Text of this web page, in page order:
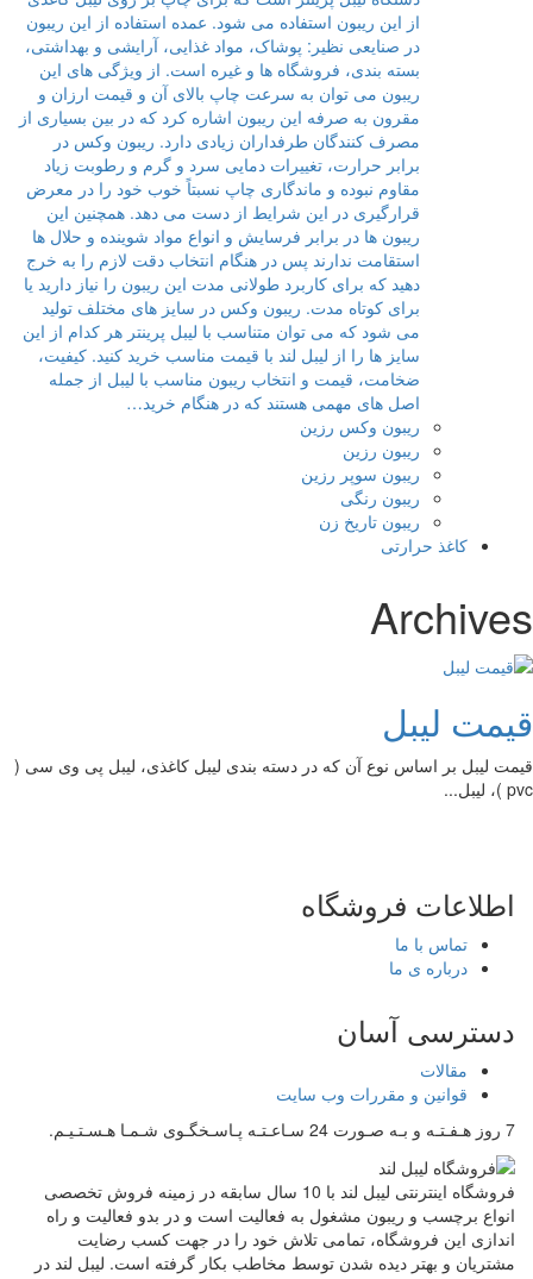
از این ریبون استفاده می شود. عمده استفاده از این ریبون
در صنایعی نظیر: پوشاک، مواد غذایی، آرایشی و بهداشتی،
بسته بندی، فروشگاه ها و غیره است. از ویژگی های این
ریبون می توان به سرعت چاپ بالای آن و قیمت ارزان و
مقرون به صرفه این ریبون اشاره کرد که در بین بسیاری از
مصرف کنندگان طرفداران زیادی دارد. ریبون وکس در
برابر حرارت، تغییرات دمایی سرد و گرم و رطوبت زیاد
مقاوم نبوده و ماندگاری چاپ نسبتاً خوب خود را در معرض
قرارگیری در این شرایط از دست می دهد. همچنین این
ریبون ها در برابر فرسایش و انواع مواد شوینده و حلال ها
استقامت ندارند پس در هنگام انتخاب دقت لازم را به خرج
دهید که برای کاربرد طولانی مدت این ریبون را نیاز دارید یا
برای کوتاه مدت. ریبون وکس در سایز های مختلف تولید
می شود که می توان متناسب با لیبل پرینتر هر کدام از این
سایز ها را از لیبل لند با قیمت مناسب خرید کنید. کیفیت،
ضخامت، قیمت و انتخاب ریبون مناسب با لیبل از جمله
اصل های مهمی هستند که در هنگام خرید…
ریبون وکس رزین
ریبون رزین
ریبون سوپر رزین
ریبون رنگی
ریبون تاریخ زن
کاغذ حرارتی
Archives
قیمت لیبل
قیمت لیبل بر اساس نوع آن که در دسته بندی لیبل کاغذی، لیبل پی وی سی (
pvc )، لیبل...
اطلاعات فروشگاه
تماس با ما
درباره ی ما
دسترسی آسان
مقالات
قوانین و مقررات وب سایت
7 روز هـفـتـه و بـه صـورت 24 سـاعـتـه پـاسـخگـوی شـمـا هـسـتـیـم.
فروشگاه اینترنتی لیبل لند با 10 سال سابقه در زمینه فروش تخصصی
انواع برچسب و ریبون مشغول به فعالیت است و در بدو فعالیت و راه
اندازی این فروشگاه، تمامی تلاش خود را در جهت کسب رضایت
مشتریان و بهتر دیده شدن توسط مخاطب بکار گرفته است. لیبل لند در